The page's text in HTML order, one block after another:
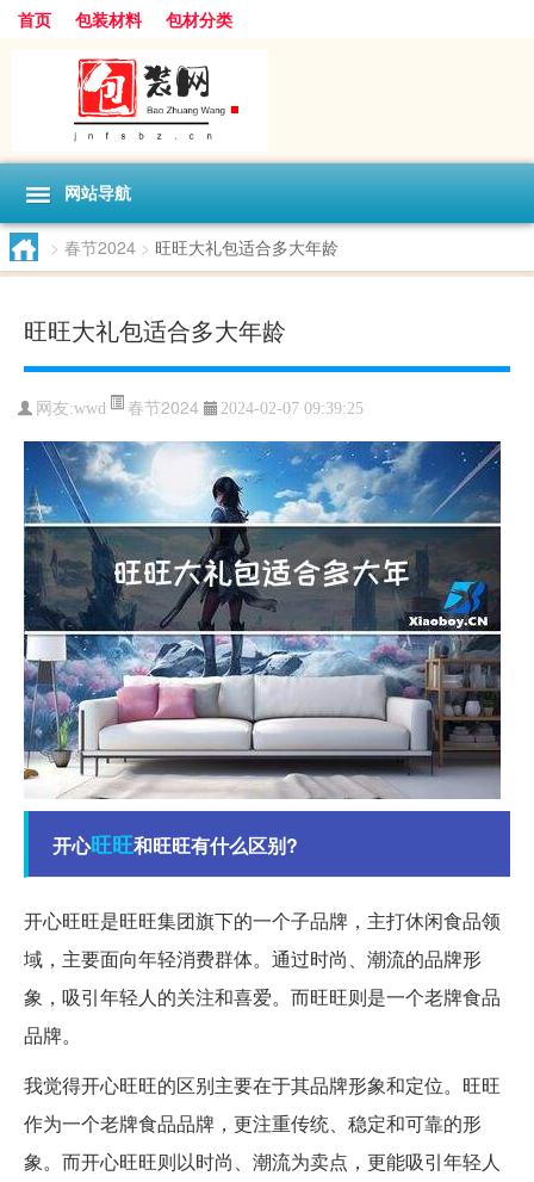
首页 包装材料 包材分类
网站导航
> 春节2024 > 旺旺大礼包适合多大年龄
旺旺大礼包适合多大年龄
网友:wwd 春节2024 2024-02-07 09:39:25
开心旺旺和旺旺有什么区别?
开心旺旺是旺旺集团旗下的一个子品牌，主打休闲食品领
域，主要面向年轻消费群体。通过时尚、潮流的品牌形
象，吸引年轻人的关注和喜爱。而旺旺则是一个老牌食品
品牌。
我觉得开心旺旺的区别主要在于其品牌形象和定位。旺旺
作为一个老牌食品品牌，更注重传统、稳定和可靠的形
象。而开心旺旺则以时尚、潮流为卖点，更能吸引年轻人